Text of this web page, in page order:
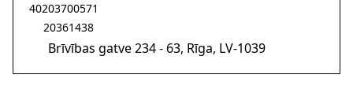
40203700571
20361438
Brīvības gatve 234 - 63, Rīga, LV-1039